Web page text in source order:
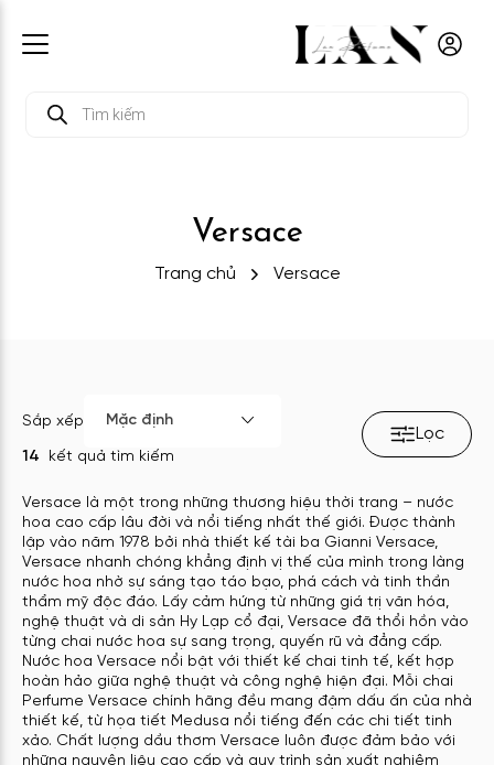
kiếm
Versace
Trang chủ Versace
Lọc
Sắp xếp Mặc định
14 kết quả tìm kiếm
Versace là một trong những thương hiệu thời trang – nước
hoa cao cấp lâu đời và nổi tiếng nhất thế giới. Được thành
lập vào năm 1978 bởi nhà thiết kế tài ba Gianni Versace,
Versace nhanh chóng khẳng định vị thế của mình trong làng
nước hoa nhờ sự sáng tạo táo bạo, phá cách và tinh thần
thẩm mỹ độc đáo. Lấy cảm hứng từ những giá trị văn hóa,
nghệ thuật và di sản Hy Lạp cổ đại, Versace đã thổi hồn vào
từng chai nước hoa sự sang trọng, quyến rũ và đẳng cấp.
Nước hoa Versace nổi bật với thiết kế chai tinh tế, kết hợp
hoàn hảo giữa nghệ thuật và công nghệ hiện đại. Mỗi chai
Perfume Versace chính hãng đều mang đậm dấu ấn của nhà
thiết kế, từ họa tiết Medusa nổi tiếng đến các chi tiết tinh
xảo. Chất lượng dầu thơm Versace luôn được đảm bảo với
những nguyên liệu cao cấp và quy trình sản xuất nghiêm